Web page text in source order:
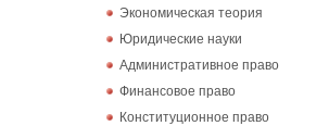
Экономическая теория
Юридические науки
Административное право
Финансовое право
Конституционное право